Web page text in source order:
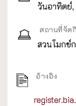
วันอาทิตย์
สถานที่จัด
สวนโมกข์
อ้างอิง